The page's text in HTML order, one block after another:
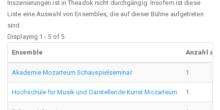
Inszenierungen ist in Theadok nicht durchgängig. Insofern ist diese
Liste eine Auswahl von Ensembles, die auf dieser Bühne aufgetreten
sind.
Displaying 1 - 5 of 5
Ensemble Anzahl
Akademie Mozarteum Schauspielseminar 1
Hochschule für Musik und Darstellende Kunst Mozarteum 1